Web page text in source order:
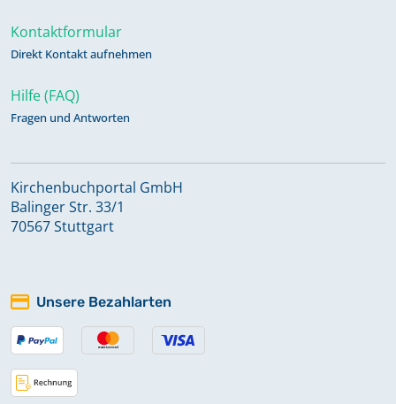
Kontaktformular
Direkt Kontakt aufnehmen
Hilfe (FAQ)
Fragen und Antworten
Kirchenbuchportal GmbH
Balinger Str. 33/1
70567 Stuttgart
Unsere Bezahlarten